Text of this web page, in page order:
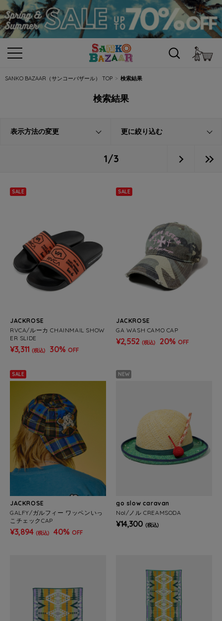
SANKO BAZAAR（サンコーバザール） TOP 検索結果
検索結果
表示方法の変更 更に絞り込む
1/3
SALE
JACKROSE
RVCA/ルーカ CHAINMAIL SHOW
ER SLIDE
¥3,311 (税込) 30% OFF
SALE
JACKROSE
GA WASH CAMO CAP
¥2,552 (税込) 20% OFF
SALE
JACKROSE
GALFY/ガルフィー ワッペンいっ
こチェックCAP
¥3,894 (税込) 40% OFF
NEW
go slow caravan
Nol/ノル CREAMSODA
¥14,300 (税込)